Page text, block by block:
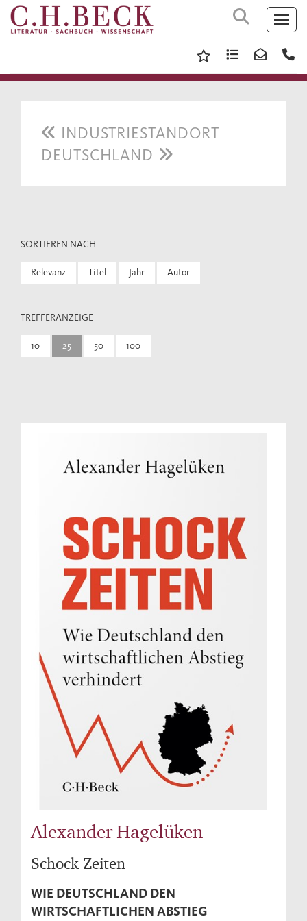
INDUSTRIESTANDORT
DEUTSCHLAND
SORTIEREN NACH
Relevanz Titel Jahr Autor
TREFFERANZEIGE
10 25 50 100
Alexander Hagelüken
Schock-Zeiten
WIE DEUTSCHLAND DEN
WIRTSCHAFTLICHEN ABSTIEG